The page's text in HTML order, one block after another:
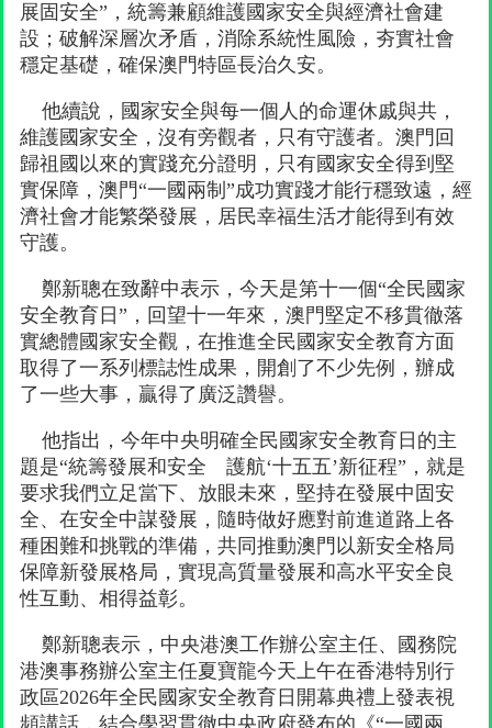
展固安全”，統籌兼顧維護國家安全與經濟社會建
設；破解深層次矛盾，消除系統性風險，夯實社會
穩定基礎，確保澳門特區長治久安。
他續說，國家安全與每一個人的命運休戚與共，
維護國家安全，沒有旁觀者，只有守護者。澳門回
歸祖國以來的實踐充分證明，只有國家安全得到堅
實保障，澳門“一國兩制”成功實踐才能行穩致遠，經
濟社會才能繁榮發展，居民幸福生活才能得到有效
守護。
鄭新聰在致辭中表示，今天是第十一個“全民國家
安全教育日”，回望十一年來，澳門堅定不移貫徹落
實總體國家安全觀，在推進全民國家安全教育方面
取得了一系列標誌性成果，開創了不少先例，辦成
了一些大事，贏得了廣泛讚譽。
他指出，今年中央明確全民國家安全教育日的主
題是“統籌發展和安全 護航‘十五五’新征程”，就是
要求我們立足當下、放眼未來，堅持在發展中固安
全、在安全中謀發展，隨時做好應對前進道路上各
種困難和挑戰的準備，共同推動澳門以新安全格局
保障新發展格局，實現高質量發展和高水平安全良
性互動、相得益彰。
鄭新聰表示，中央港澳工作辦公室主任、國務院
港澳事務辦公室主任夏寶龍今天上午在香港特別行
政區2026年全民國家安全教育日開幕典禮上發表視
頻講話，結合學習貫徹中央政府發布的《“一國兩